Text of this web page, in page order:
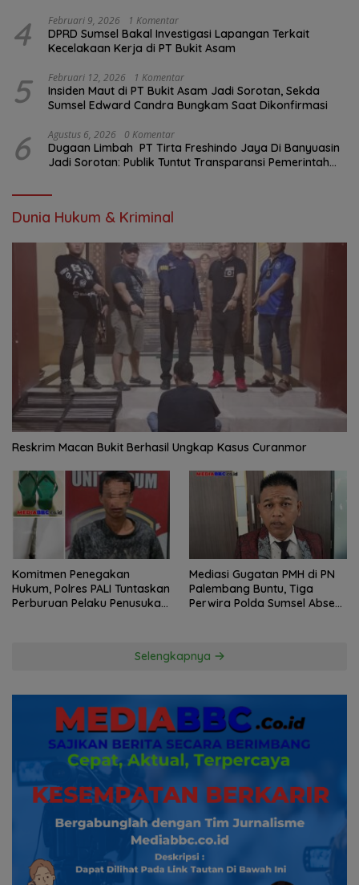
4 Februari 9, 2026 1 Komentar
DPRD Sumsel Bakal Investigasi Lapangan Terkait
Kecelakaan Kerja di PT Bukit Asam
5 Februari 12, 2026 1 Komentar
Insiden Maut di PT Bukit Asam Jadi Sorotan, Sekda
Sumsel Edward Candra Bungkam Saat Dikonfirmasi
6 Agustus 6, 2026 0 Komentar
Dugaan Limbah PT Tirta Freshindo Jaya Di Banyuasin
Jadi Sorotan: Publik Tuntut Transparansi Pemerintah
Dunia Hukum & Kriminal
Reskrim Macan Bukit Berhasil Ungkap Kasus Curanmor
Komitmen Penegakan
Hukum, Polres PALI Tuntaskan
Perburuan Pelaku Penusukan
Mediasi Gugatan PMH di PN
Palembang Buntu, Tiga
Perwira Polda Sumsel Absen,
Selengkapnya